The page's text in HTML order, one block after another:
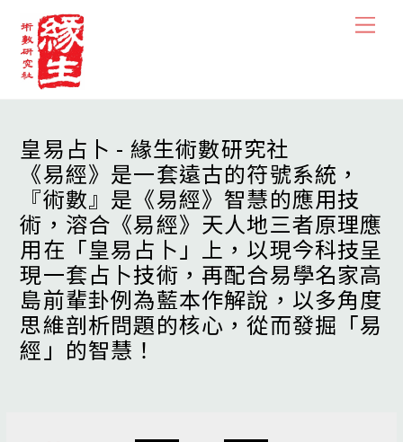
content
皇易占卜 - 緣生術數研究社
《易經》是一套遠古的符號系統，
『術數』是《易經》智慧的應用技
術，溶合《易經》天人地三者原理應
用在「皇易占卜」上，以現今科技呈
現一套占卜技術，再配合易學名家高
島前輩卦例為藍本作解說，以多角度
思維剖析問題的核心，從而發掘「易
經」的智慧！